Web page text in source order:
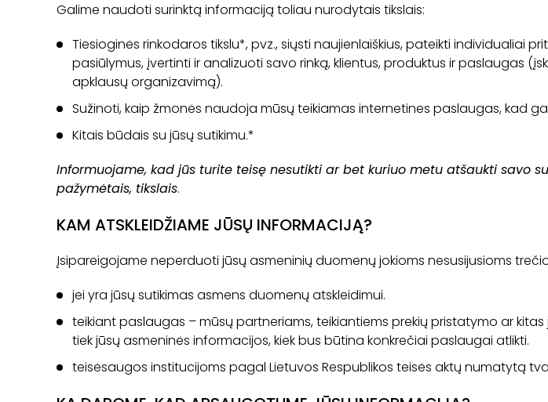
Galime naudoti surinktą informaciją toliau nurodytais tikslais:
Tiesioginės rinkodaros tikslu*, pvz., siųsti naujienlaiškius, pateikti individualiai
pasiūlymus, įvertinti ir analizuoti savo rinką, klientus, produktus ir paslaugas
apklausų organizavimą).
Sužinoti, kaip žmonės naudoja mūsų teikiamas internetines paslaugas, kad
Kitais būdais su jūsų sutikimu.*
Informuojame, kad jūs turite teisę nesutikti ar bet kuriuo metu atšaukti savo
pažymėtais, tikslais.
KAM ATSKLEIDŽIAME JŪSŲ INFORMACIJĄ?
Įsipareigojame neperduoti jūsų asmeninių duomenų jokioms nesusijusioms
jei yra jūsų sutikimas asmens duomenų atskleidimui.
teikiant paslaugas – mūsų partneriams, teikiantiems prekių pristatymo ar
tiek jūsų asmeninės informacijos, kiek bus būtina konkrečiai paslaugai atlikti.
teisėsaugos institucijoms pagal Lietuvos Respublikos teisės aktų numatytą